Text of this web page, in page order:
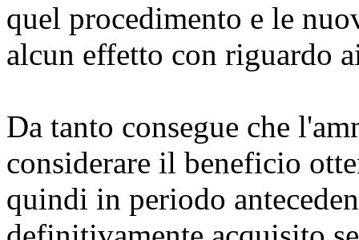
quel procedimento e le
alcun effetto con riguardo
Da tanto consegue che
considerare il beneficio
quindi in periodo